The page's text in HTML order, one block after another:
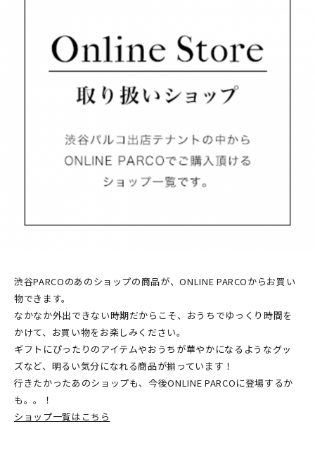
渋谷PARCOのあのショップの商品が、ONLINE PARCOからお買い
物できます。
なかなか外出できない時期だからこそ、おうちでゆっくり時間を
かけて、お買い物をお楽しみください。
ギフトにぴったりのアイテムやおうちが華やかになるようなグッ
ズなど、明るい気分になれる商品が揃っています！
行きたかったあのショップも、今後ONLINE PARCOに登場するか
も。。！
ショップ一覧はこちら